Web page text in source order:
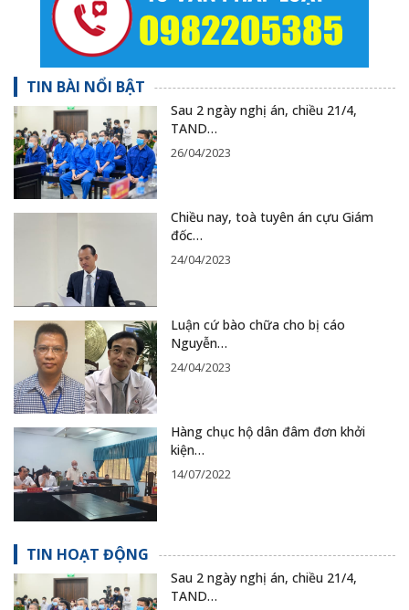
TIN BÀI NỔI BẬT
Sau 2 ngày nghị án, chiều 21/4,
TAND…
26/04/2023
Chiều nay, toà tuyên án cựu Giám
đốc…
24/04/2023
Luận cứ bào chữa cho bị cáo
Nguyễn…
24/04/2023
Hàng chục hộ dân đâm đơn khởi
kiện…
14/07/2022
TIN HOẠT ĐỘNG
Sau 2 ngày nghị án, chiều 21/4,
TAND…